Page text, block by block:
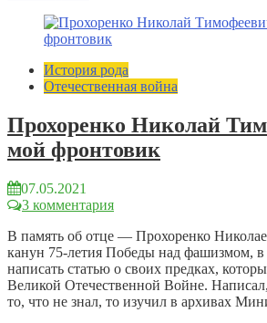
История рода
Отечественная война
Прохоренко Николай
мой фронтовик
07.05.2021
3 комментария
В память об отце — Прохоренко
канун 75-летия Победы над фашизмом,
написать статью о своих предках,
Великой Отечественной Войне.
то, что не знал, то изучил в архивах